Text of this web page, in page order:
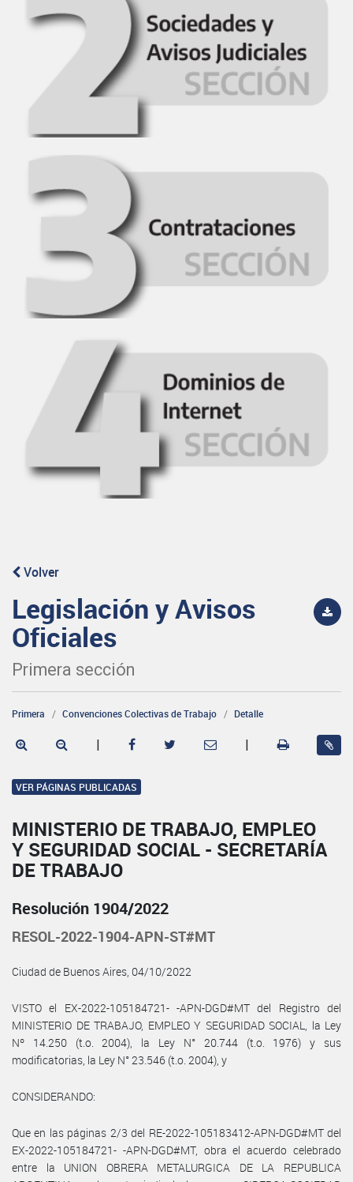
Volver
Legislación y Avisos
Oficiales
Primera sección
Primera Convenciones Colectivas de Trabajo Detalle
| |
VER PÁGINAS PUBLICADAS
MINISTERIO DE TRABAJO, EMPLEO
Y SEGURIDAD SOCIAL - SECRETARÍA
DE TRABAJO
Resolución 1904/2022
RESOL-2022-1904-APN-ST#MT
Ciudad de Buenos Aires, 04/10/2022
VISTO el EX-2022-105184721- -APN-DGD#MT del Registro del
MINISTERIO DE TRABAJO, EMPLEO Y SEGURIDAD SOCIAL, la Ley
Nº 14.250 (t.o. 2004), la Ley N° 20.744 (t.o. 1976) y sus
modificatorias, la Ley N° 23.546 (t.o. 2004), y
CONSIDERANDO:
Que en las páginas 2/3 del RE-2022-105183412-APN-DGD#MT del
EX-2022-105184721- -APN-DGD#MT, obra el acuerdo celebrado
entre la UNION OBRERA METALURGICA DE LA REPUBLICA